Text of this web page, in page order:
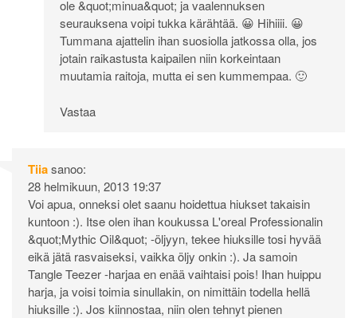
ole &quot;minua&quot; ja vaalennuksen
seurauksena voipi tukka kärähtää. 😀 Hihiiii. 😀
Tummana ajattelin ihan suosiolla jatkossa olla, jos
jotain raikastusta kaipailen niin korkeintaan
muutamia raitoja, mutta ei sen kummempaa. 🙂
Vastaa
Tiiasanoo:
28 helmikuun, 2013 19:37
Voi apua, onneksi olet saanu hoidettua hiukset takaisin
kuntoon :). Itse olen ihan koukussa L'oreal Professionalin
&quot;Mythic Oil&quot; -öljyyn, tekee hiuksille tosi hyvää
eikä jätä rasvaiseksi, vaikka öljy onkin :). Ja samoin
Tangle Teezer -harjaa en enää vaihtaisi pois! Ihan huippu
harja, ja voisi toimia sinullakin, on nimittäin todella hellä
hiuksille :). Jos kiinnostaa, niin olen tehnyt pienen